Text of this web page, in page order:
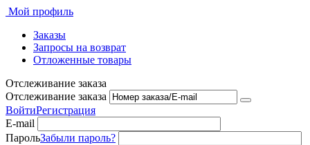
Мой профиль
Заказы
Запросы на возврат
Отложенные товары
Отслеживание заказа
Отслеживание заказа
ВойтиРегистрация
E-mail
ПарольЗабыли пароль?